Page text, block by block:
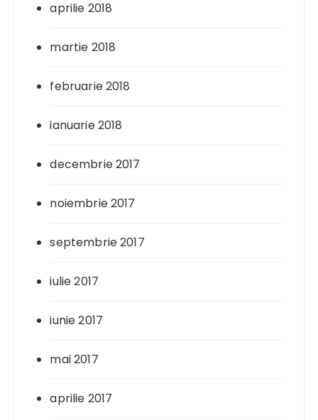
aprilie 2018
martie 2018
februarie 2018
ianuarie 2018
decembrie 2017
noiembrie 2017
septembrie 2017
iulie 2017
iunie 2017
mai 2017
aprilie 2017